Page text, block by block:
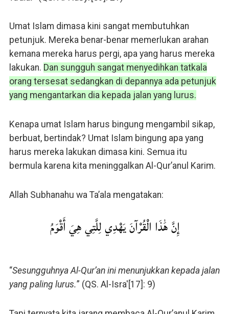
Umat Islam dimasa kini sangat membutuhkan
petunjuk. Mereka benar-benar memerlukan arahan
kemana mereka harus pergi, apa yang harus mereka
lakukan. Dan sungguh sangat menyedihkan tatkala
orang tersesat sedangkan di depannya ada petunjuk
yang mengantarkan dia kepada jalan yang lurus.
Kenapa umat Islam harus bingung mengambil sikap,
berbuat, bertindak? Umat Islam bingung apa yang
harus mereka lakukan dimasa kini. Semua itu
bermula karena kita meninggalkan Al-Qur’anul Karim.
Allah Subhanahu wa Ta’ala mengatakan:
إِنَّ هَٰذَا الْقُرْآنَ يَهْدِي لِلَّتِي هِيَ أَقْوَمُ
“Sesungguhnya Al-Qur’an ini menunjukkan kepada jalan
yang paling lurus.” (QS. Al-Isra'[17]: 9)